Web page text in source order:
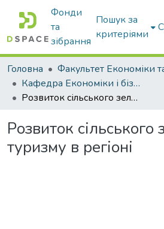
Фонди
та
зібрання
Пошук за
критеріями
Головна
Кафедра Економіки і бізнесу
Розвиток сільського зеленого туризму в регіоні
Розвиток сільського
туризму в регіоні